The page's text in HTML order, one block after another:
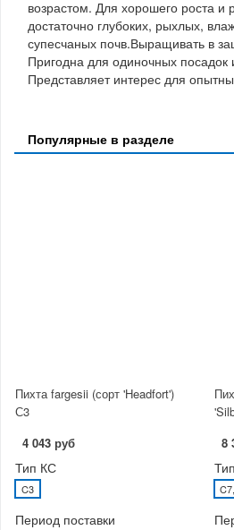
возрастом. Для хорошего роста и
достаточно глубоких, рыхлых,
супесчаных почв.Выращивать в
Пригодна для одиночных посадок
Представляет интерес для
Популярные в разделе
Пихта fargesii (сорт 'Headfort')
С3
4 043 руб
Тип КС
C3
Период поставки
8